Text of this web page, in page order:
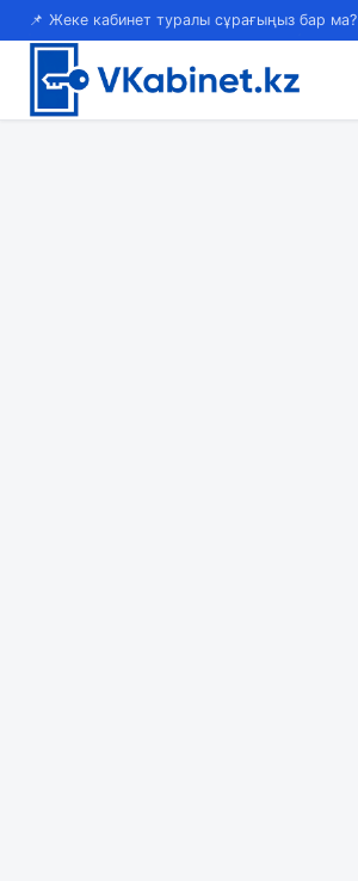
📌 Жеке кабинет туралы сұрағыңыз бар ма?